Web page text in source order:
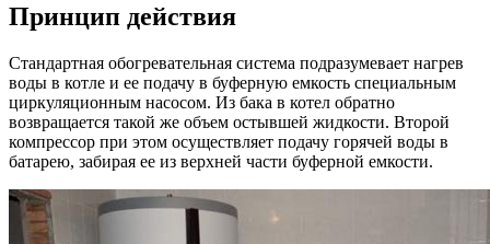
Принцип действия
Стандартная обогревательная система подразумевает нагрев
воды в котле и ее подачу в буферную емкость специальным
циркуляционным насосом. Из бака в котел обратно
возвращается такой же объем остывшей жидкости. Второй
компрессор при этом осуществляет подачу горячей воды в
батарею, забирая ее из верхней части буферной емкости.